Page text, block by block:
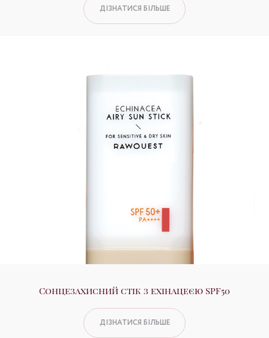
ДІЗНАТИСЯ БІЛЬШЕ
Сонцезахисний стік з ехінацеєю SPF50
ДІЗНАТИСЯ БІЛЬШЕ